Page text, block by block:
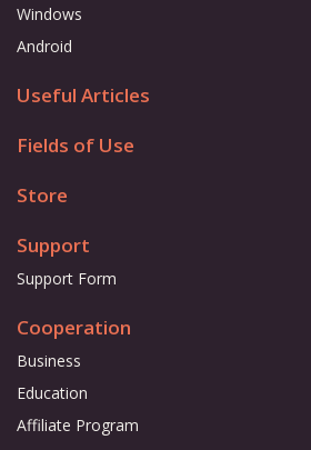
Windows
Android
Useful Articles
Fields of Use
Store
Support
Support Form
Cooperation
Business
Education
Affiliate Program